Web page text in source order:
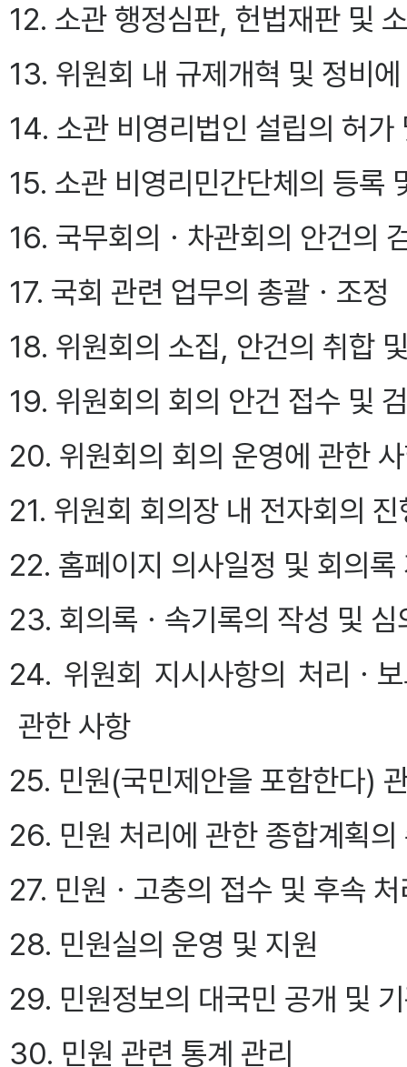
12. 소관 행정심판, 헌법재판 및
13. 위원회 내 규제개혁 및 정비
14. 소관 비영리법인 설립의 허가
15. 소관 비영리민간단체의 등록
16. 국무회의ㆍ차관회의 안건의
17. 국회 관련 업무의 총괄ㆍ조정
18. 위원회의 소집, 안건의 취합
19. 위원회의 회의 안건 접수 및
20. 위원회의 회의 운영에 관한
21. 위원회 회의장 내 전자회의
22. 홈페이지 의사일정 및 회의
23. 회의록ㆍ속기록의 작성 및 심
24. 위원회 지시사항의 처리ㆍ
관한 사항
25. 민원(국민제안을 포함한다)
26. 민원 처리에 관한 종합계획의
27. 민원ㆍ고충의 접수 및 후속 처
28. 민원실의 운영 및 지원
29. 민원정보의 대국민 공개 및
30. 민원 관련 통계 관리